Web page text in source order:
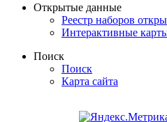
Открытые данные
Реестр наборов
Интерактивные
Поиск
Поиск
Карта сайта